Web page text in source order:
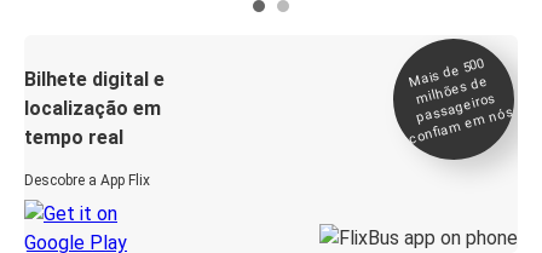
Bilhete digital e
localização em
tempo real
Descobre a App Flix
Mais de 500
milhões de
passageiros
confia
m e
m nós